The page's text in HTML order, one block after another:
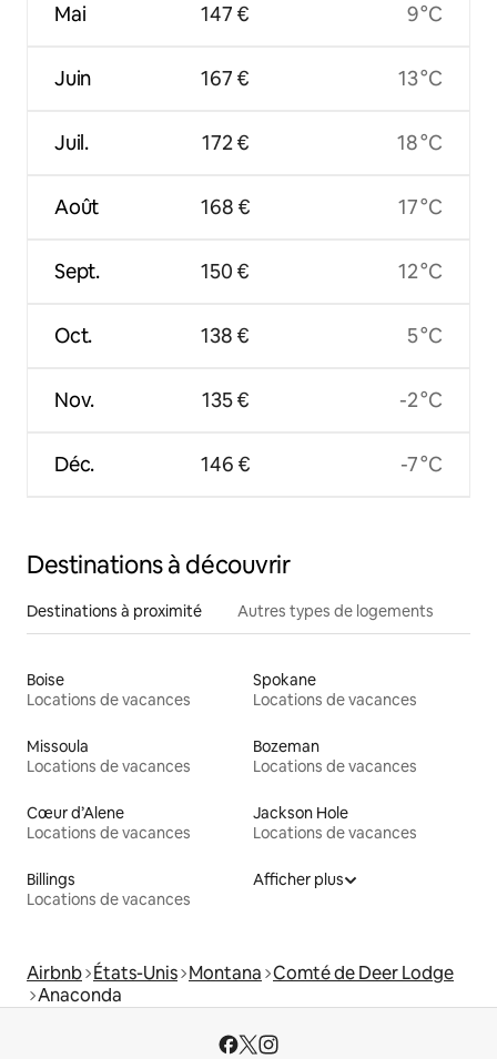
Mai
Juin
Juil.
Août
Sept.
Oct.
Nov.
Déc.
147 €
167 €
172 €
168 €
150 €
138 €
135 €
146 €
9 °C
13 °C
18 °C
17 °C
12 °C
5 °C
-2 °C
-7 °C
Destinations à découvrir
Destinations à proximité Autres types de logements
Boise
Locations de vacances
Spokane
Locations de vacances
Missoula
Locations de vacances
Bozeman
Locations de vacances
Cœur d’Alene
Locations de vacances
Jackson Hole
Locations de vacances
Billings
Locations de vacances
Afficher plus
Airbnb États-Unis Montana Comté de Deer Lodge
Anaconda